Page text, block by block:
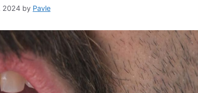
2024 by Pavle